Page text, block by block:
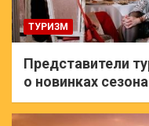
ТУРИЗМ
Представители
о новинках сезона